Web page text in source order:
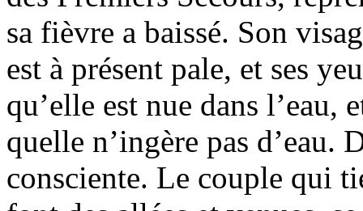
sa fièvre a baissé. Son
est à présent pale, et ses
qu’elle est nue dans
quelle n’ingère pas d’eau.
consciente. Le couple qui